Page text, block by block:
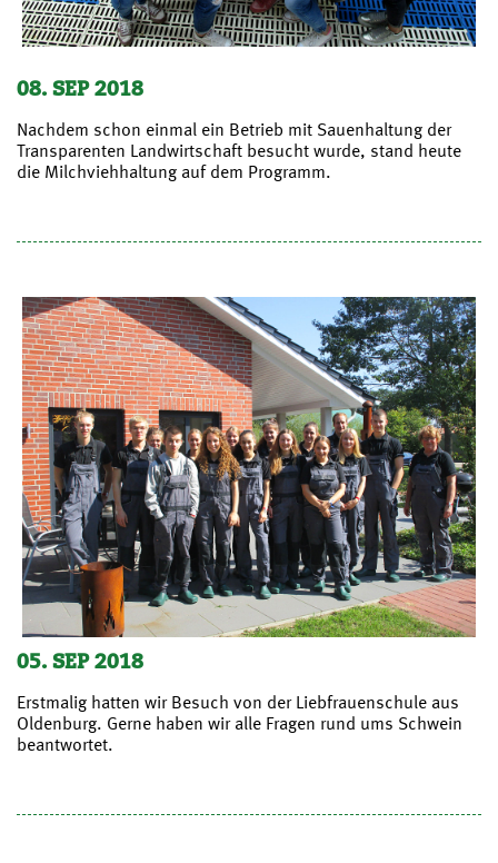
08. SEP 2018
Nachdem schon einmal ein Betrieb mit Sauenhaltung der
Transparenten Landwirtschaft besucht wurde, stand heute
die Milchviehhaltung auf dem Programm.
05. SEP 2018
Erstmalig hatten wir Besuch von der Liebfrauenschule aus
Oldenburg. Gerne haben wir alle Fragen rund ums Schwein
beantwortet.